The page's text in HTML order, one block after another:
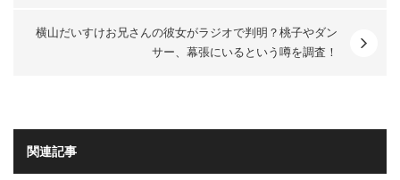
横山だいすけお兄さんの彼女がラジオで判明？桃子やダン
サー、幕張にいるという噂を調査！
関連記事